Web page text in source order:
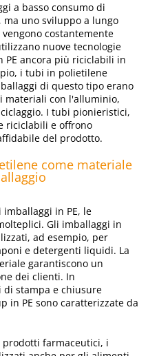
a basso consumo di
ma uno sviluppo a lungo
costantemente
nuove tecnologie
ancora più riciclabili in
i tubi in polietilene
di questo tipo erano
materiali con l'alluminio,
I tubi pionieristici,
riciclabili e offrono
del prodotto.
come materiale
in PE, le
Gli imballaggi in
ad esempio, per
e detergenti liquidi. La
garantiscono un
dei clienti. In
stampa e chiusure
in PE sono caratterizzate da
farmaceutici, i